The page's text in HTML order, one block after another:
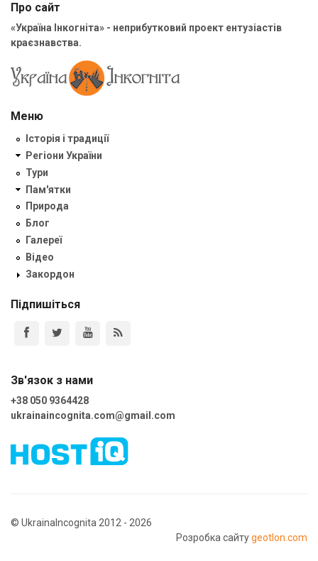
Про сайт
«Україна Інкогніта» - неприбутковий проект ентузіастів
краєзнавства.
Меню
Історія і традиції
Регіони України
Тури
Пам'ятки
Природа
Блог
Галереї
Відео
Закордон
Підпишіться
Зв'язок з нами
+38 050 9364428
ukrainaincognita.com@gmail.com
© UkrainaIncognita 2012 - 2026
Розробка сайтуgeotlon.com